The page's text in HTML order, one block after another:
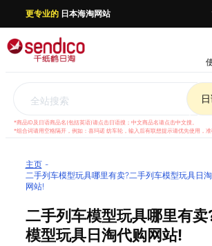
更专业的日本海淘网站
全站搜索
*商品ID及日语商品名(包括英语)请点击日语搜；中文商品名请点击中文搜。
*组合词请用空格隔开，例如：喜玛诺 纺车轮，输入后有联想提示请优先使用，准
主页
二手列车模型玩具哪里有卖?二手列车模型玩具日
网站!
二手列车模型玩具哪里有
模型玩具日淘代购网站!